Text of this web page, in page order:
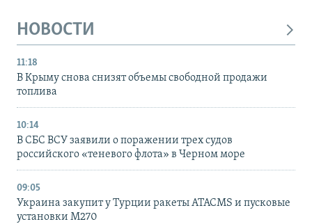
НОВОСТИ
11:18
В Крыму снова снизят объемы свободной продажи
топлива
10:14
В СБС ВСУ заявили о поражении трех судов
российского «теневого флота» в Черном море
09:05
Украина закупит у Турции ракеты ATACMS и пусковые
установки M270